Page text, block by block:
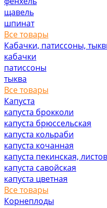
щавель
шпинат
Все товары
Кабачки, патиссоны,
кабачки
патиссоны
тыква
Все товары
Капуста
капуста брокколи
капуста брюссельская
капуста кольраби
капуста кочанная
капуста пекинская,
капуста савойская
капуста цветная
Все товары
Корнеплоды